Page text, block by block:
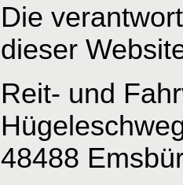
Die
dieser
Reit- und
48488